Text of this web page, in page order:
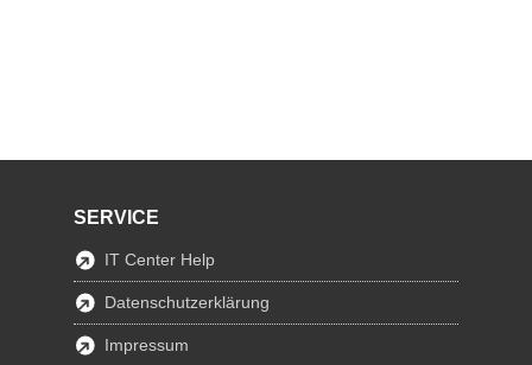
SERVICE
IT Center Help
Datenschutzerklärung
Impressum